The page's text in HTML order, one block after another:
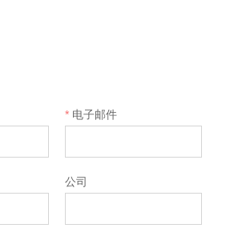
* 电子邮件
公司